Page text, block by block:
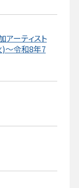
アーティスト
)～令和8年7